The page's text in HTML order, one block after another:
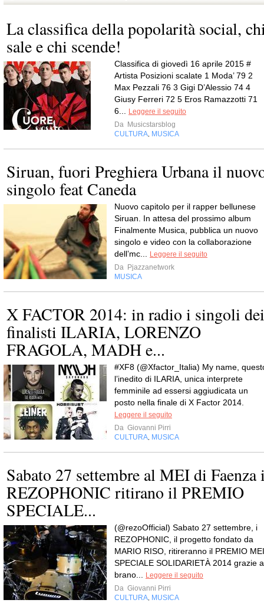
La classifica della popolarità social,
sale e chi scende!
Classifica di giovedì 16 aprile 2015 #
Artista Posizioni scalate 1 Moda’ 79 2
Max Pezzali 76 3 Gigi D’Alessio 74 4
Giusy Ferreri 72 5 Eros Ramazzotti 71
6...
Leggere il seguito
Da Musicstarsblog
CULTURA MUSICA
Siruan, fuori Preghiera Urbana il
singolo feat Caneda
Nuovo capitolo per il rapper bellunese
Siruan. In attesa del prossimo album
Finalmente Musica, pubblica un nuovo
singolo e video con la collaborazione
dell’mc...
Leggere il seguito
Da Pjazzanetwork
MUSICA
X FACTOR 2014: in radio i singoli dei
finalisti ILARIA, LORENZO
FRAGOLA, MADH e...
#XF8 (@Xfactor_Italia) My name,
l’inedito di ILARIA, unica interprete
femminile ad essersi aggiudicata un
posto nella finale di X Factor 2014.
Leggere il seguito
Da Giovanni Pirri
CULTURA MUSICA
Sabato 27 settembre al MEI di Faenza
REZOPHONIC ritirano il PREMIO
SPECIALE...
(@rezoOfficial) Sabato 27 settembre, i
REZOPHONIC, il progetto fondato da
MARIO RISO, ritireranno il PREMIO MEI
SPECIALE SOLIDARIETÀ 2014 grazie
brano...
Leggere il seguito
Da Giovanni Pirri
CULTURA MUSICA